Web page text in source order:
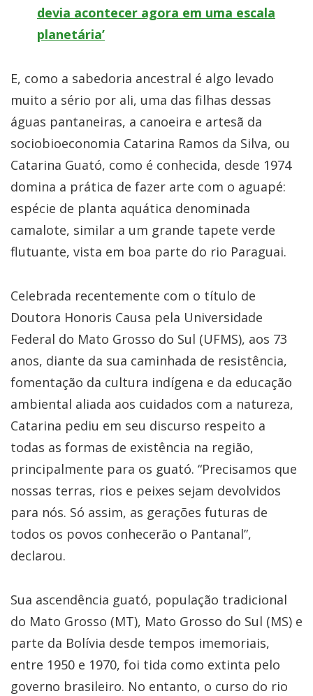
devia acontecer agora em uma escala
planetária’
E, como a sabedoria ancestral é algo levado
muito a sério por ali, uma das filhas dessas
águas pantaneiras, a canoeira e artesã da
sociobioeconomia Catarina Ramos da Silva, ou
Catarina Guató, como é conhecida, desde 1974
domina a prática de fazer arte com o aguapé:
espécie de planta aquática denominada
camalote, similar a um grande tapete verde
flutuante, vista em boa parte do rio Paraguai.
Celebrada recentemente com o título de
Doutora Honoris Causa pela Universidade
Federal do Mato Grosso do Sul (UFMS), aos 73
anos, diante da sua caminhada de resistência,
fomentação da cultura indígena e da educação
ambiental aliada aos cuidados com a natureza,
Catarina pediu em seu discurso respeito a
todas as formas de existência na região,
principalmente para os guató. “Precisamos que
nossas terras, rios e peixes sejam devolvidos
para nós. Só assim, as gerações futuras de
todos os povos conhecerão o Pantanal”,
declarou.
Sua ascendência guató, população tradicional
do Mato Grosso (MT), Mato Grosso do Sul (MS) e
parte da Bolívia desde tempos imemoriais,
entre 1950 e 1970, foi tida como extinta pelo
governo brasileiro. No entanto, o curso do rio